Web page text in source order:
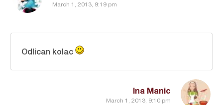
March 1, 2013, 9:19 pm
Ina Manic
March 1, 2013, 9:10 pm
Odlican kolac